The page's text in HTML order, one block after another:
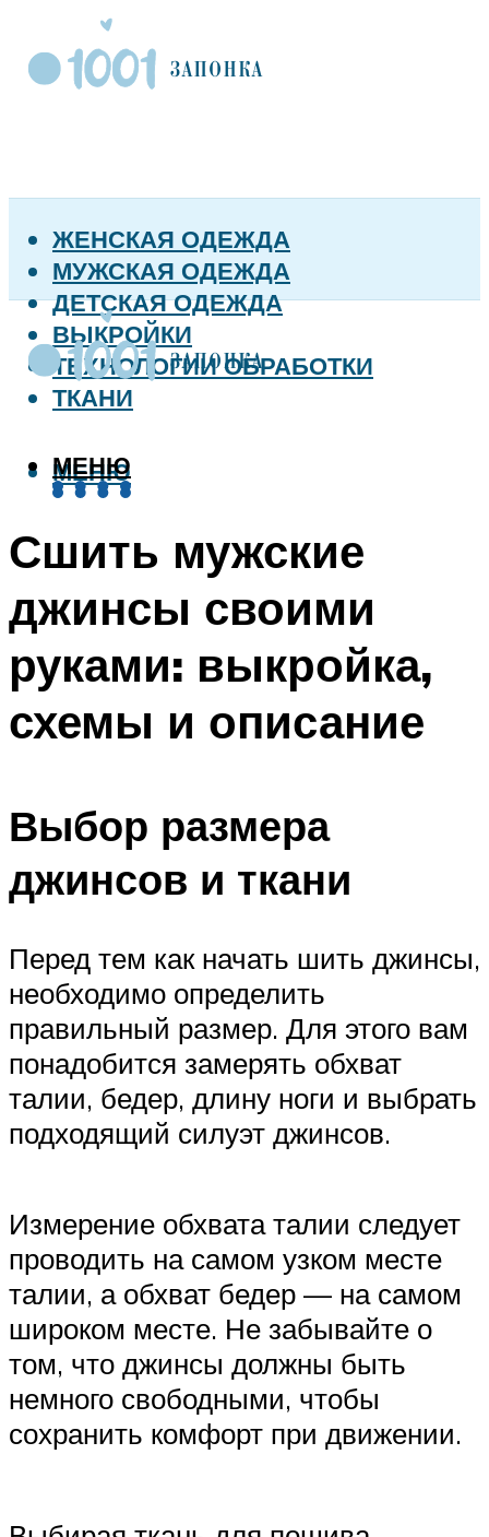
ЖЕНСКАЯ ОДЕЖДА
МУЖСКАЯ ОДЕЖДА
ДЕТСКАЯ ОДЕЖДА
ВЫКРОЙКИ
ТЕХНОЛОГИИ ОБРАБОТКИ
ТКАНИ
МЕНЮ
МЕНЮ
Сшить мужские
джинсы своими
руками: выкройка,
схемы и описание
Выбор размера
джинсов и ткани
Перед тем как начать шить джинсы,
необходимо определить
правильный размер. Для этого вам
понадобится замерять обхват
талии, бедер, длину ноги и выбрать
подходящий силуэт джинсов.
Измерение обхвата талии следует
проводить на самом узком месте
талии, а обхват бедер — на самом
широком месте. Не забывайте о
том, что джинсы должны быть
немного свободными, чтобы
сохранить комфорт при движении.